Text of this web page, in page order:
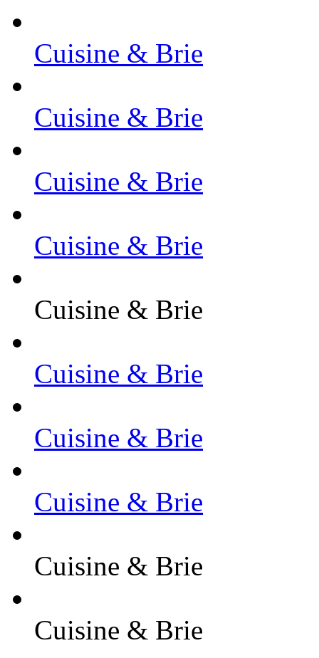
Cuisine & Brie
Cuisine & Brie
Cuisine & Brie
Cuisine & Brie
Cuisine & Brie
Cuisine & Brie
Cuisine & Brie
Cuisine & Brie
Cuisine & Brie
Cuisine & Brie